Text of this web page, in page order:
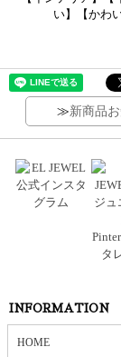
い】【かわ
≫新商品
INFORMATION
HOME